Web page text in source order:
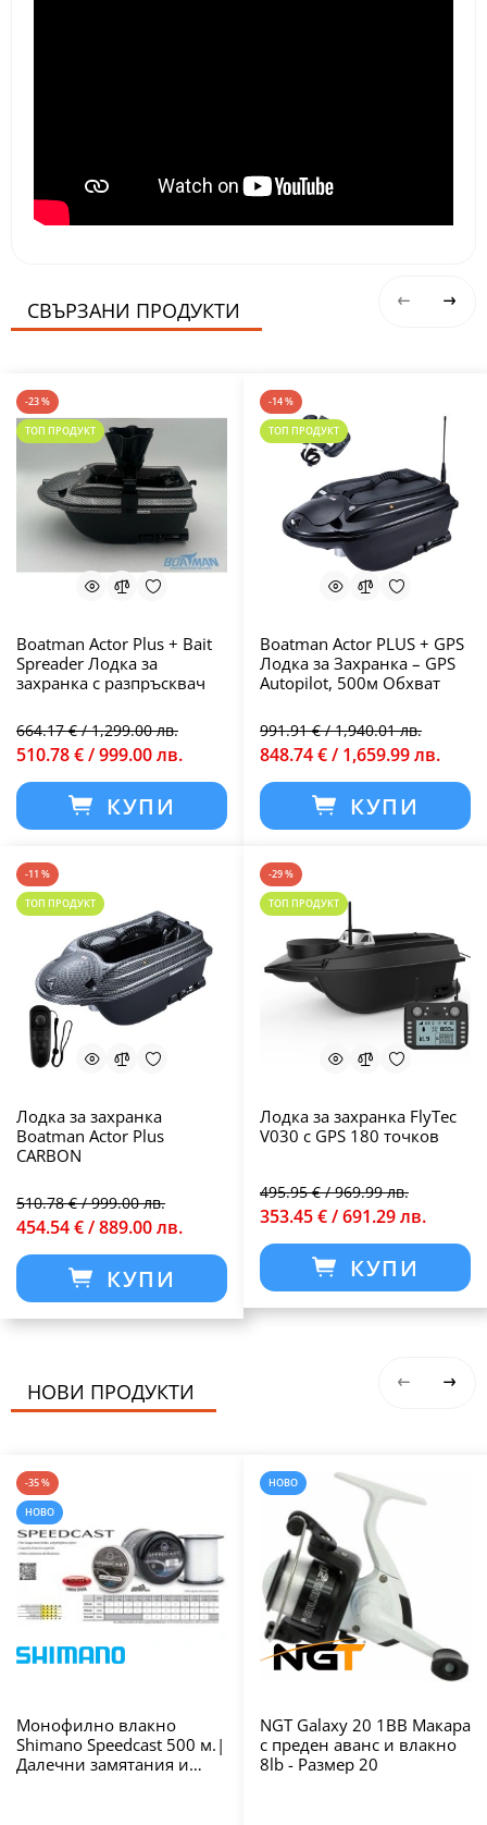
СВЪРЗАНИ ПРОДУКТИ
-23 %
ТОП ПРОДУКТ
Boatman Actor Plus + Bait
Spreader Лодка за
захранка с разпръсквач
664.17 € / 1,299.00 лв.
510.78 € / 999.00 лв.
КУПИ
-14 %
ТОП ПРОДУКТ
Boatman Actor PLUS + GPS
Лодка за Захранка – GPS
Autopilot, 500м Обхват
991.91 € / 1,940.01 лв.
848.74 € / 1,659.99 лв.
КУПИ
-11 %
ТОП ПРОДУКТ
Лодка за захранка
Boatman Actor Plus
CARBON
510.78 € / 999.00 лв.
454.54 € / 889.00 лв.
КУПИ
-29 %
ТОП ПРОДУКТ
Лодка за захранка FlyTec
V030 с GPS 180 точков
495.95 € / 969.99 лв.
353.45 € / 691.29 лв.
КУПИ
НОВИ ПРОДУКТИ
-35 %
НОВО
Монофилно влакно
Shimano Speedcast 500 м.|
Далечни замятания и
НОВО
NGT Galaxy 20 1BB Макара
с преден аванс и влакно
8lb - Размер 20